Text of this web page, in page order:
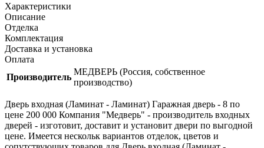
Характеристики
Описание
Отделка
Комплектация
Доставка и установка
Оплата
Производитель
МЕДВЕРЬ (Россия, собственное
производство)
Дверь входная (Ламинат - Ламинат) Гаражная дверь - 8 по
цене 200 000 Компания "Медверь" - производитель входных
дверей - изготовит, доставит и установит двери по выгодной
цене. Имеется нескольк вариантов отделок, цветов и